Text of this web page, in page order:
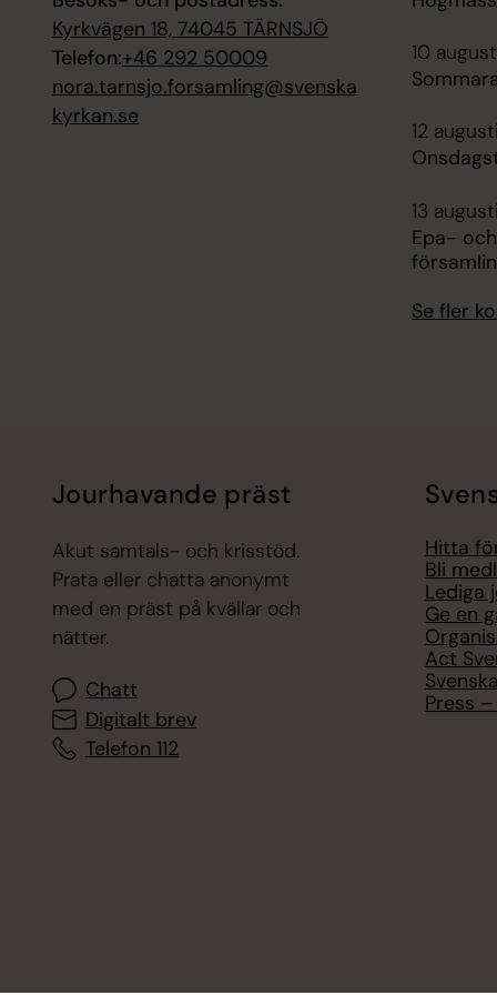
Kyrkvägen 18, 74045 TÄRNSJÖ
Telefon:+46 292 50009
nora.tarnsjo.forsamling@svenska
kyrkan.se
10
12
13
Epa-
Se fler
Jourhavande präst
Akut samtals- och krisstöd.
Prata eller chatta anonymt
med en präst på kvällar och
nätter.
Chatt
Digitalt brev
Telefon 112
Hitta
Bli
Lediga
Ge en
Act
Press